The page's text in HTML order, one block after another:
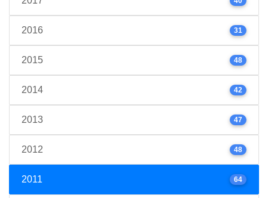
2016 31
2015 48
2014 42
2013 47
2012 48
2011 64